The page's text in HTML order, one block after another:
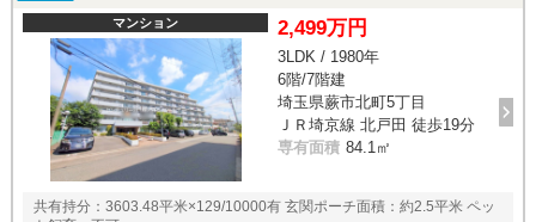
マンション 2,499万円
3LDK / 1980年
6階/7階建
埼玉県蕨市北町5丁目
ＪＲ埼京線 北戸田 徒歩19分
専有面積 84.1㎡
共有持分：3603.48平米×129/10000有 玄関ポーチ面積：約2.5平米 ペッ